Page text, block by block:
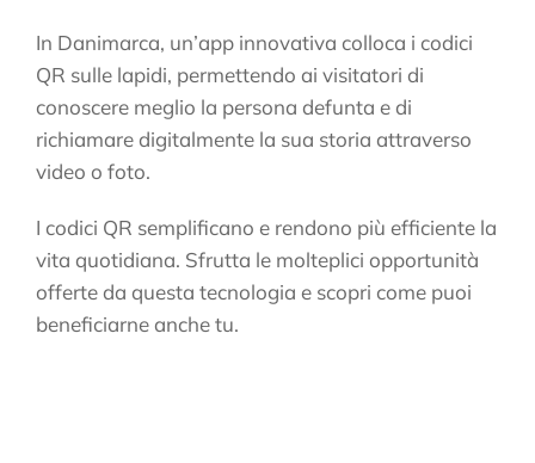
In Danimarca, un’app innovativa colloca i codici
QR sulle lapidi, permettendo ai visitatori di
conoscere meglio la persona defunta e di
richiamare digitalmente la sua storia attraverso
video o foto.
I codici QR semplificano e rendono più efficiente la
vita quotidiana. Sfrutta le molteplici opportunità
offerte da questa tecnologia e scopri come puoi
beneficiarne anche tu.